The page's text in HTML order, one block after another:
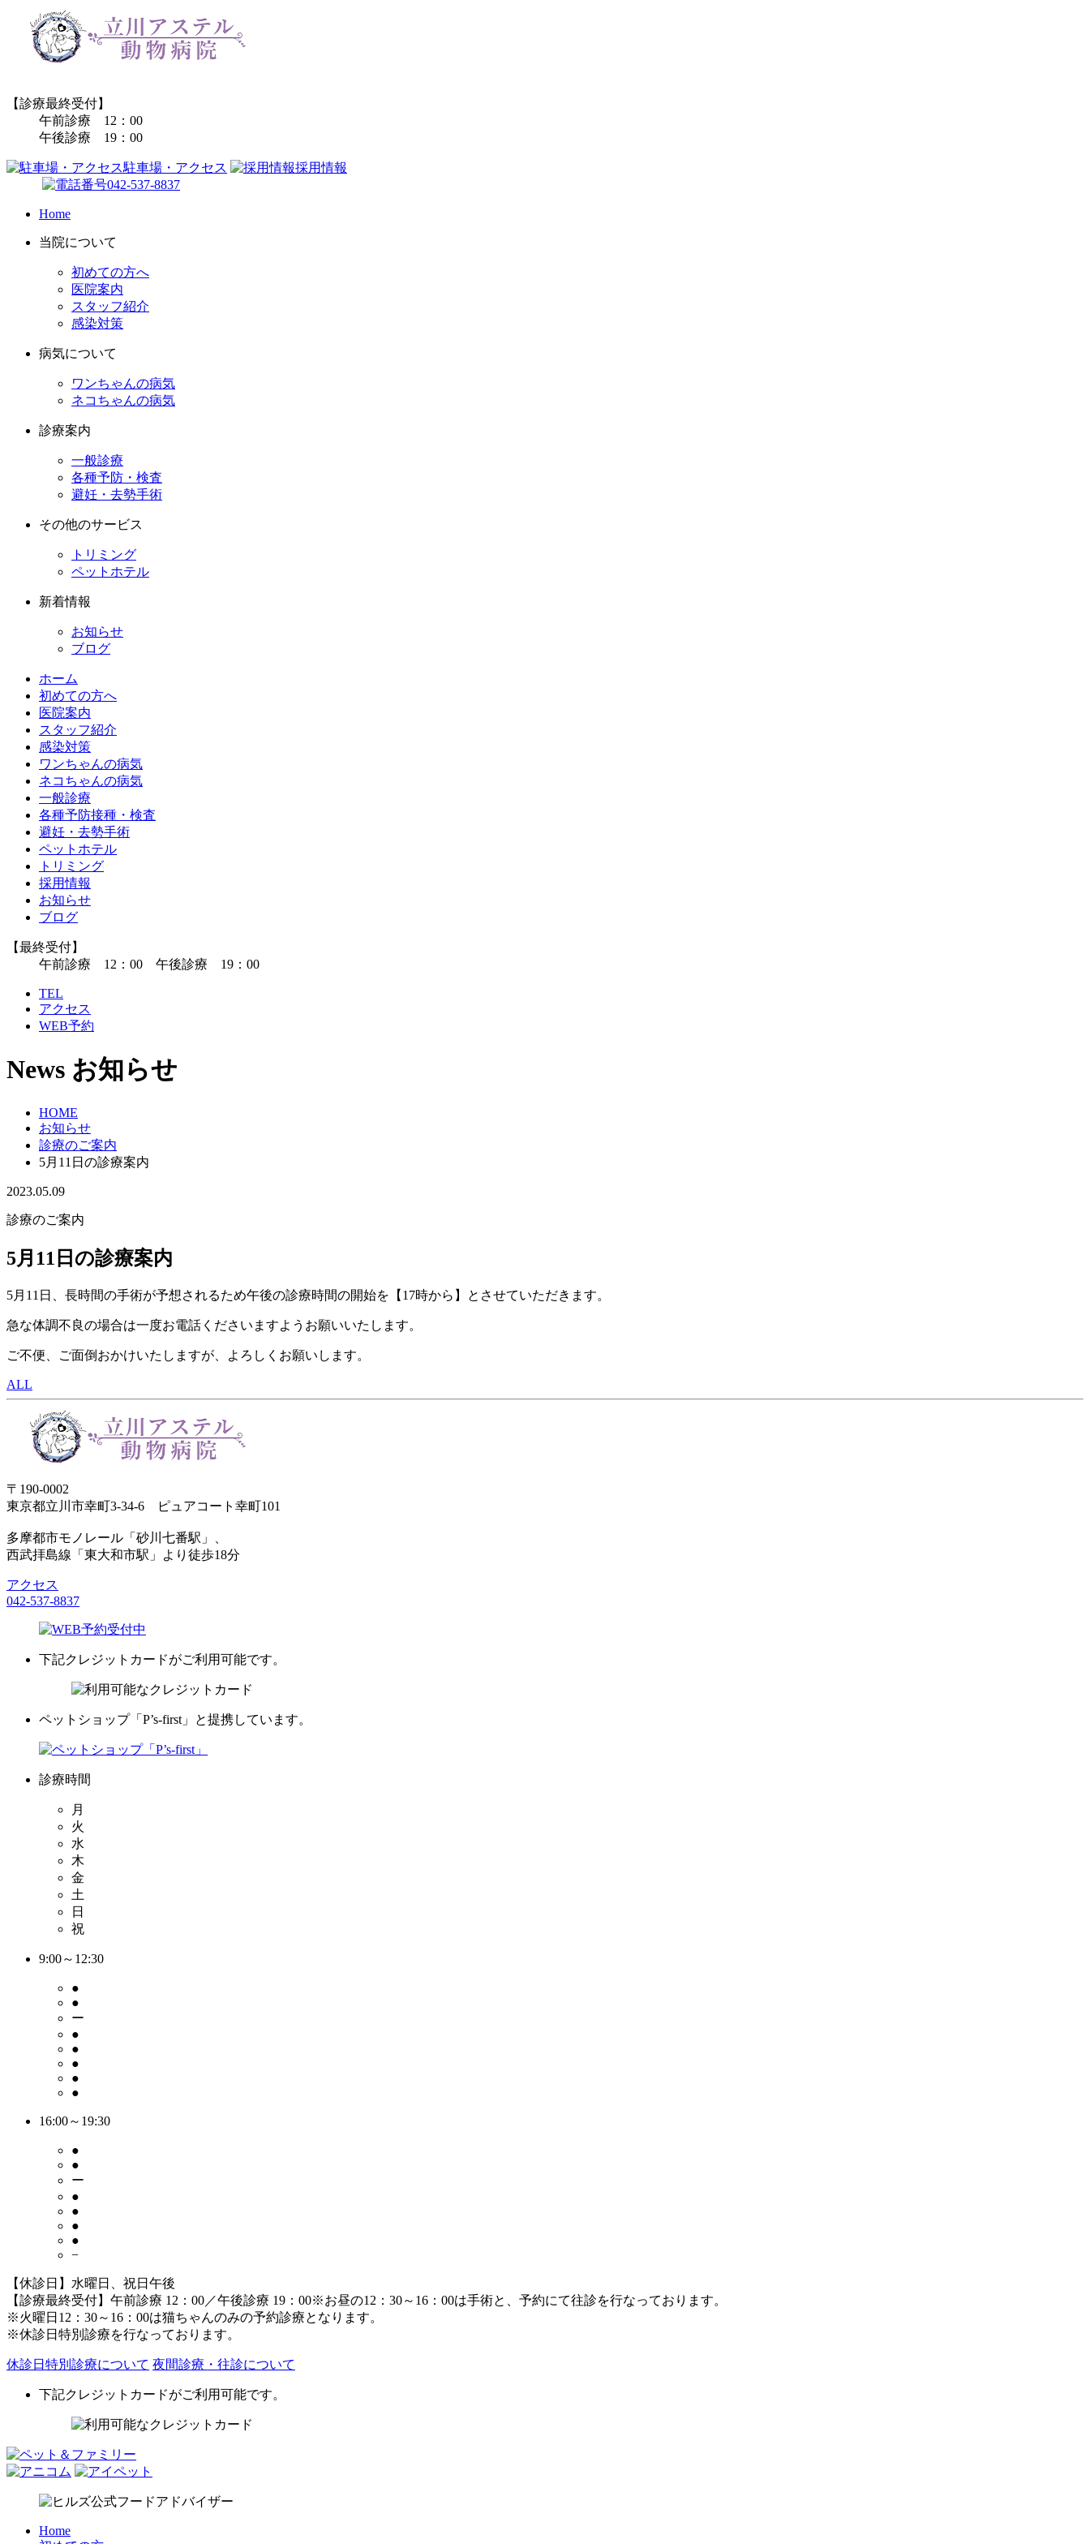
【診療最終受付】
午前診療 12：00
午後診療 19：00
駐車場・アクセス
採用情報
042-537-8837
Home
当院について
初めての方へ
医院案内
スタッフ紹介
感染対策
病気について
ワンちゃんの病気
ネコちゃんの病気
診療案内
一般診療
各種予防・検査
避妊・去勢手術
その他のサービス
トリミング
ペットホテル
新着情報
お知らせ
ブログ
ホーム
初めての方へ
医院案内
スタッフ紹介
感染対策
ワンちゃんの病気
ネコちゃんの病気
一般診療
各種予防接種・検査
避妊・去勢手術
ペットホテル
トリミング
採用情報
お知らせ
ブログ
【最終受付】
午前診療 12：00 午後診療 19：00
TEL
アクセス
WEB予約
News お知らせ
HOME
お知らせ
診療のご案内
5月11日の診療案内
2023.05.09
診療のご案内
5月11日の診療案内
5月11日、長時間の手術が予想されるため午後の診療時間の開始を【17時から】とさせていただきます。
急な体調不良の場合は一度お電話くださいますようお願いいたします。
ご不便、ご面倒おかけいたしますが、よろしくお願いします。
ALL
〒190-0002
東京都立川市幸町3-34-6 ピュアコート幸町101
多摩都市モノレール「砂川七番駅」、
西武拝島線「東大和市駅」より徒歩18分
アクセス
042-537-8837
下記クレジットカードがご利用可能です。
ペットショップ「P’s-first」と提携しています。
診療時間
月
火
水
木
金
土
日
祝
9:00～12:30
●
●
ー
●
●
●
●
●
16:00～19:30
●
●
ー
●
●
●
●
−
【休診日】水曜日、祝日午後
【診療最終受付】午前診療 12：00／午後診療 19：00※お昼の12：30～16：00は手術と、予約にて往診を行なっております。
※火曜日12：30～16：00は猫ちゃんのみの予約診療となります。
※休診日特別診療を行なっております。
休診日特別診療について 夜間診療・往診について
下記クレジットカードがご利用可能です。
Home